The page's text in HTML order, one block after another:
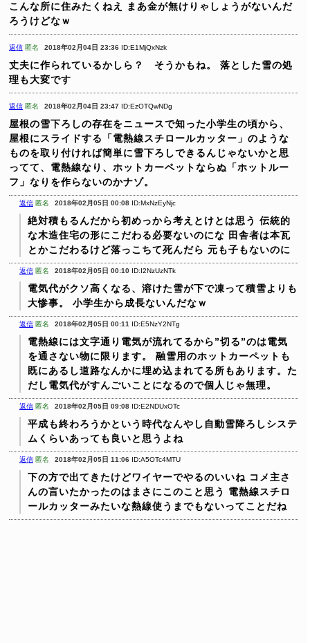
こんな所に住みたくねえ
まあ金が無けりゃしょうがないんだ
ろうけどなｗ
返信 匿名 2018年02月04日 23:36 ID:E1MjQxNzk
丈夫に作られているかしら？ そうかもね。
落とした雪の処
理も大変です
返信 匿名 2018年02月04日 23:47 ID:EzOTQwNDg
屋根の雪下ろしの存在をニュースで知った小学生の頃から、
屋根にスライドする「電熱線スチロールカッター」のような
ものを取り付ければ簡単に雪下ろしできるんじゃないかと思
ってて、電熱線なり、ホットカーペットならぬ「ホットルー
フ」なりを作らないのかナゾ。
返信 匿名 2018年02月05日 00:08 ID:MxNzEyNjc
絶対積もるんだから初めっから考えとけとは思う 伝統的
な木造住宅の形にこだわる必要ないのにな 田舎者は本瓦
とかこだわるけど落っこちて死んだら 元も子もないのに
返信 匿名 2018年02月05日 00:10 ID:I2NzUzNTk
電気代がクソ高くなる、溶けた雪が下で凍って積雪よりも
大惨事。
小学生から成長ないんだなｗ
返信 匿名 2018年02月05日 00:11 ID:E5NzY2NTg
電熱線には文字通り電気が流れてるから”切る”のは電気
を通さない物に限ります。
融雪用のホットカーペットも
既にあるし道路なんかに埋め込まれてる所もあります。た
だし電気代がすんごいことになるので個人じゃ無理。
返信 匿名 2018年02月05日 09:08 ID:E2NDUxOTc
平成も終わろうかという時代なんやし自動雪降ろしシステ
ムくらいあっても良いと思うよね
返信 匿名 2018年02月05日 11:06 ID:A5OTc4MTU
下の方で出てきたけどワイヤーでやるのいいね コメ主さ
んの言いたかったのはまさにこのこと思う
電熱線スチロ
ールカッターみたいな熱線使うまでもないってことだね